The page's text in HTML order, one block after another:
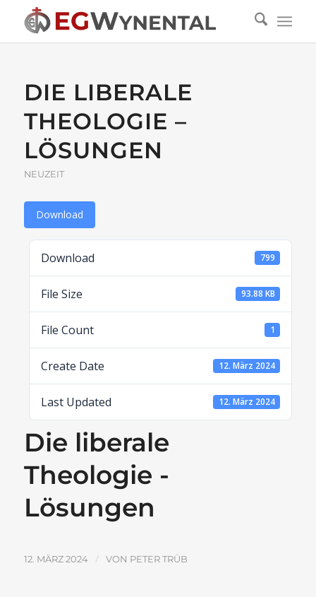
DIE LIBERALE
THEOLOGIE –
LÖSUNGEN
NEUZEIT
Download
Download 799
File Size 93.88 KB
File Count 1
Create Date 12. März 2024
Last Updated 12. März 2024
Die liberale
Theologie -
Lösungen
12. MÄRZ 2024 / VON PETER TRÜB